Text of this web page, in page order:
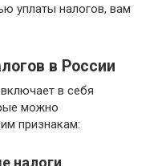
уплаты налогов, вам
в России
в себя
можно
признакам:
налоги